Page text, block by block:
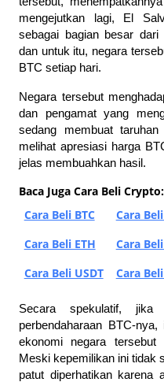
mengejutkan lagi, El
sebagai bagian besar dari
dan untuk itu, negara
BTC setiap hari.
Negara tersebut
dan pengamat yang
sedang membuat
melihat apresiasi harga
jelas membuahkan hasil.
Baca Juga Cara Beli Crypto:
Cara Beli BTC
Cara
Cara Beli ETH
Cara
Cara Beli USDT
Cara
Secara spekulatif,
perbendaharaan BTC-
ekonomi negara
Meski kepemilikan ini tidak
patut diperhatikan karena